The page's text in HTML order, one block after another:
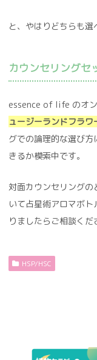
と、やはりどちらも選
カウンセリングセ
essence of life のオン
ュージーランドフラワ
グでの論理的な選び
きるか模索中です。
対面カウンセリング
いて占星術アロマボ
りましたらご相談くだ
HSP/HSC